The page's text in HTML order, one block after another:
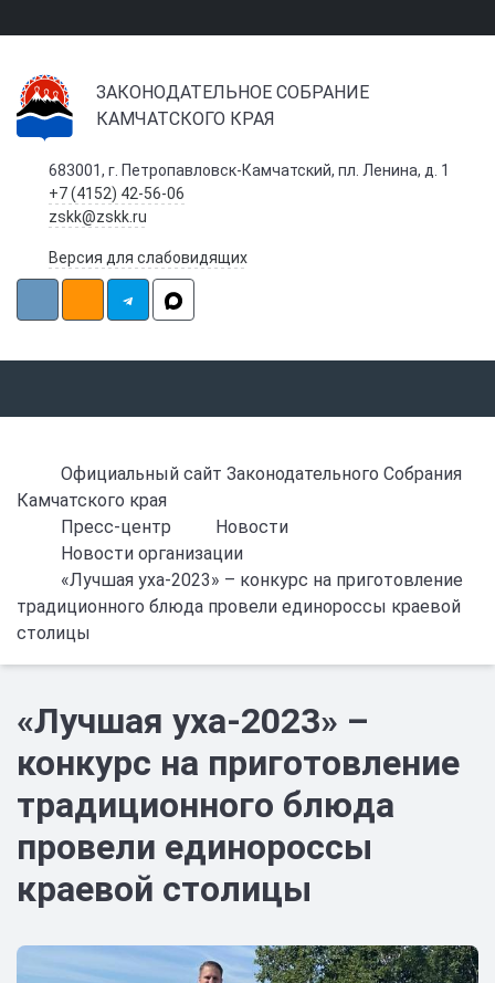
ЗАКОНОДАТЕЛЬНОЕ СОБРАНИЕ
КАМЧАТСКОГО КРАЯ
683001, г. Петропавловск-Камчатский, пл. Ленина, д. 1
+7 (4152) 42-56-06
zskk@zskk.ru
Версия для слабовидящих
Официальный сайт Законодательного Собрания
Камчатского края
Пресс-центр
Новости
Новости организации
«Лучшая уха-2023» – конкурс на приготовление
традиционного блюда провели единороссы краевой
столицы
«Лучшая уха-2023» –
конкурс на приготовление
традиционного блюда
провели единороссы
краевой столицы